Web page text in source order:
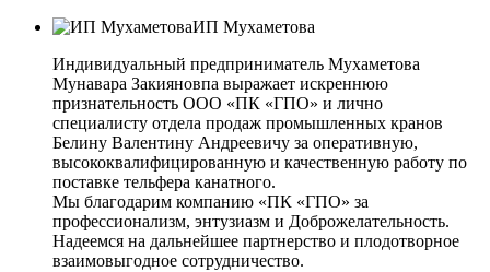
ИП Мухаметова
Индивидуальный предприниматель Мухаметова
Мунавара Закияновпа выражает искреннюю
признательность ООО «ПК «ГПО» и лично
специалисту отдела продаж промышленных кранов
Белину Валентину Андреевичу за оперативную,
высококвалифицированную и качественную работу по
поставке тельфера канатного.
Мы благодарим компанию «ПК «ГПО» за
профессионализм, энтузиазм и Доброжелательность.
Надеемся на дальнейшее партнерство и плодотворное
взаимовыгодное сотрудничество.